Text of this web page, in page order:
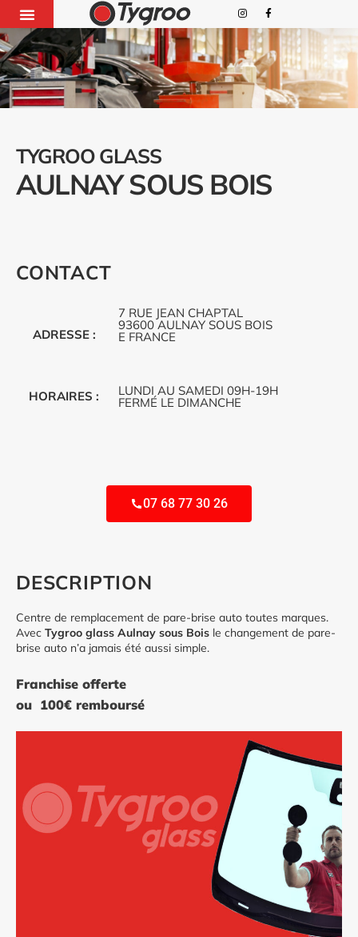
TYGROO GLASS
AULNAY SOUS BOIS
CONTACT
ADRESSE :
7 RUE JEAN CHAPTAL
93600 AULNAY SOUS BOIS
E FRANCE
HORAIRES : LUNDI AU SAMEDI 09H-19H
FERMÉ LE DIMANCHE
07 68 77 30 26
DESCRIPTION
Centre de remplacement de pare-brise auto toutes marques.
Avec Tygroo glass Aulnay sous Bois le changement de pare-
brise auto n’a jamais été aussi simple.
Franchise offerte
ou 100€ remboursé